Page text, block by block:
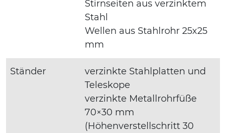
Stirnseiten aus verzinktem
Stahl
Wellen aus Stahlrohr 25x25
mm
Ständer
verzinkte Stahlplatten und
Teleskope
verzinkte Metallrohrfüße
70×30 mm
(Höhenverstellschritt 30